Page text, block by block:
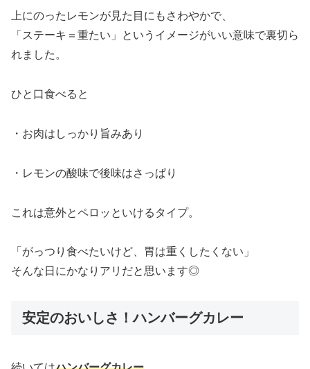
上にのったレモンが見た目にもさわやかで、
「ステーキ＝重たい」というイメージがいい意味で裏切ら
れました。
ひと口食べると
・お肉はしっかり旨みあり
・レモンの酸味で後味はさっぱり
これは意外とペロッといけるタイプ。
「がっつり食べたいけど、胃は重くしたくない」
そんな日にかなりアリだと思います◎
安定のおいしさ！ハンバーグカレー